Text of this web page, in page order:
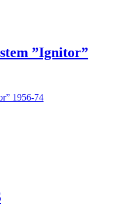
”Ignitor”
1956-74